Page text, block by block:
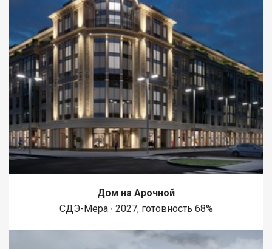
Дом на Арочной
СДЭ-Мера ∙ 2027, готовность 68%